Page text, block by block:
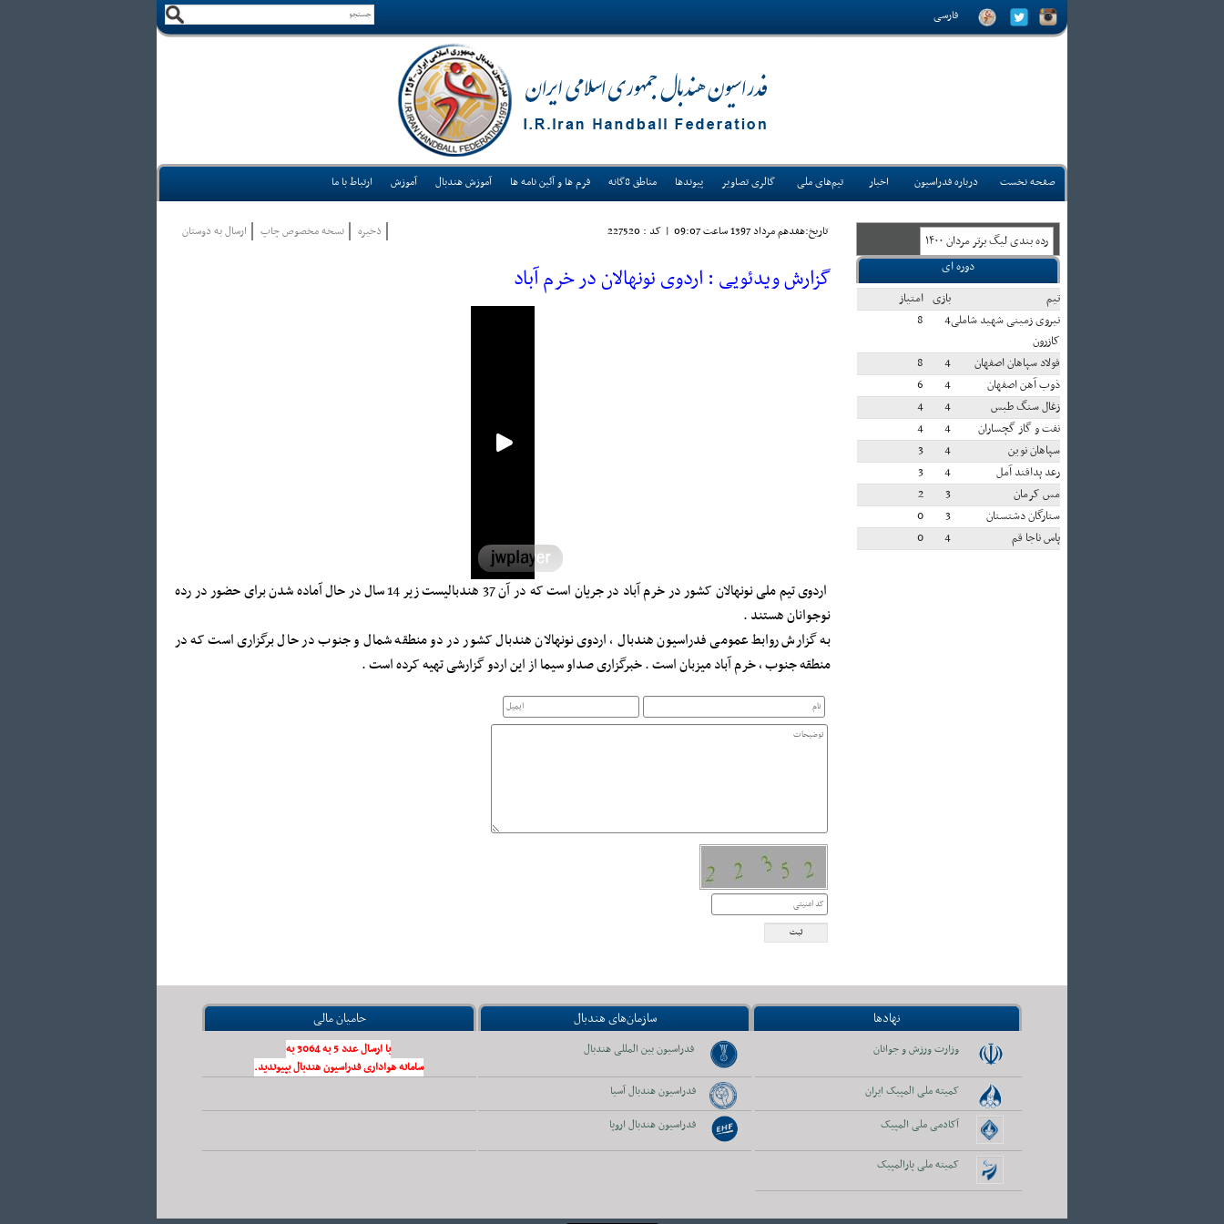
فارسی
صفحه نخست درباره فدراسیون اخبار تیم‌های ملی گالری تصاویر پیوندها مناطق 8گانه فرم ها و آئین نامه ها آموزش هندبال آموزش ارتباط با ما
رده بندی ليگ برتر مردان ۱۴۰۰
دوره ای
تيم
بازی امتياز
نیروی زمینی شهید شاملی
کازرون
4
8
فولاد سپاهان اصفهان 4
8
ذوب آهن اصفهان
4
6
زغال سنگ طبس
4
4
نفت و گاز گچساران
4
4
سپاهان نوین
4
3
رعد پدافند آمل
4
3
مس کرمان
3
2
ستارگان دشتستان
3
0
پاس ناجا قم
4
0
تاريخ:هفدهم مرداد 1397 ساعت 09:07 | کد : 227520 ذخيره نسخه مخصوص چاپ ارسال به دوستان
گزارش ویدئویی : اردوی نونهالان در خرم آباد
اردوی تیم ملی نونهالان کشور در خرم آباد در جریان است که در آن 37 هندبالیست زیر 14 سال در حال آماده شدن برای حضور در رده
نوجوانان هستند .
به گزارش روابط عمومی فدراسیون هندبال ، اردوی نونهالان هندبال کشور در دو منطقه شمال و جنوب در حال برگزاری است که در
منطقه جنوب ، خرم آباد میزبان است . خبرگزاری صداو سیما از این اردو گزارشی تهیه کرده است .
نهادها سازمان‌های هندبال حامیان مالی
وزارت ورزش و جوانان فدراسیون بین المللی هندبال
با ارسال عدد 5 به 3064 به
سامانه هواداری فدراسیون هندبال بپیوندید.
کمیته ملی المپیک ایران
فدراسیون هندبال آسیا
آکادمی ملی المپیک
فدراسیون هندبال اروپا
کمیته ملی پارالمپیک